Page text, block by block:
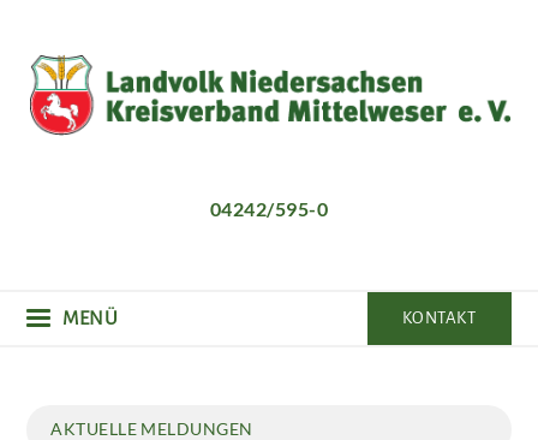
Inhalt
04242/595-0
MENÜ KONTAKT
AKTUELLE MELDUNGEN